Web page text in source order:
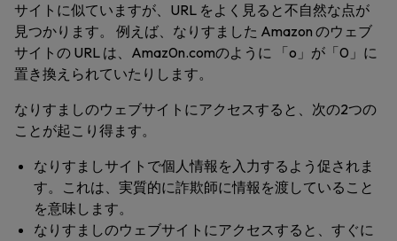
サイトに似ていますが、URL をよく見ると不自然な点が
見つかります。 例えば、なりすました Amazon のウェブ
サイトの URL は、Amaz0n.comのように 「o」が「0」に
置き換えられていたりします。
なりすましのウェブサイトにアクセスすると、次の2つの
ことが起こり得ます。
なりすましサイトで個人情報を入力するよう促されま
す。これは、実質的に詐欺師に情報を渡していること
を意味します。
なりすましのウェブサイトにアクセスすると、すぐに